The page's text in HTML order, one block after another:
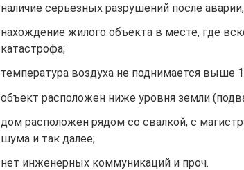
наличие серьезных разрушений после
нахождение жилого объекта в месте, где
катастрофа;
температура воздуха не поднимается выше
объект расположен ниже уровня земли
дом расположен рядом со свалкой, с
шума и так далее;
нет инженерных коммуникаций и проч.